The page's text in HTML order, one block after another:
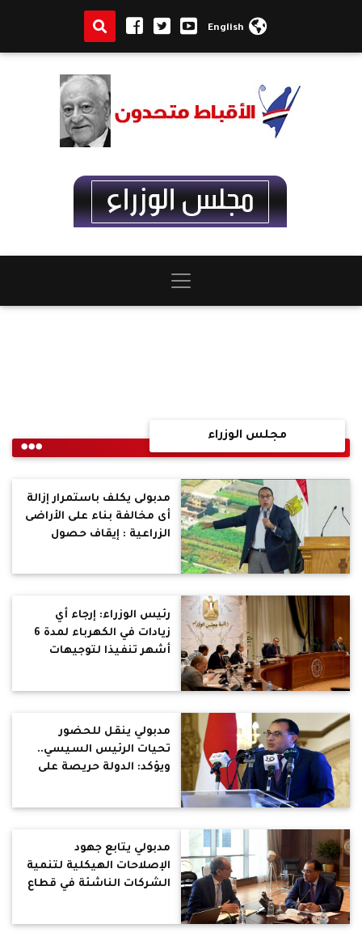
English
مجلس الوزراء
مدبولى يكلف باستمرار إزالة
أى مخالفة بناء على الأراضى
الزراعية : إيقاف حصول
رئيس الوزراء: إرجاء أي
زيادات في الكهرباء لمدة 6
أشهر تنفيذا لتوجيهات
مدبولي ينقل للحضور
تحيات الرئيس السيسي..
ويؤكد: الدولة حريصة على
مدبولي يتابع جهود
الإصلاحات الهيكلية لتنمية
الشركات الناشئة في قطاع